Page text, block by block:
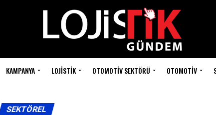
KAMPANYA LOJISTIK OTOMOTIV SEKTÖRÜ OTOMOTIV
SEKTÖREL